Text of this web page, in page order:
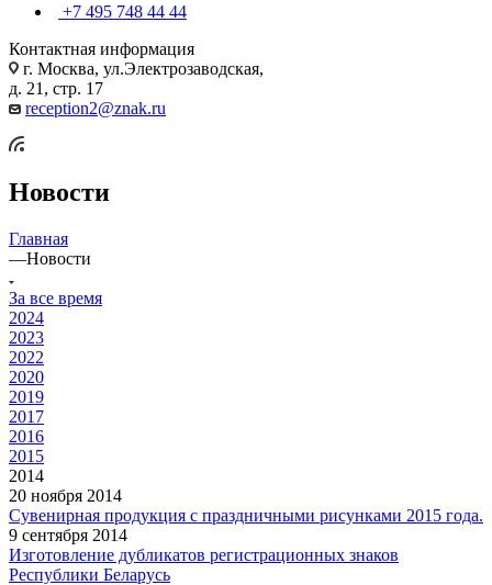
+7 495 748 44 44
Контактная информация
г. Москва, ул.Электрозаводская,
д. 21, стр. 17
reception2@znak.ru
Новости
Главная
—Новости
За все время
2024
2023
2022
2020
2019
2017
2016
2015
2014
20 ноября 2014
Сувенирная продукция с праздничными рисунками 2015 года.
9 сентября 2014
Изготовление дубликатов регистрационных знаков
Республики Беларусь